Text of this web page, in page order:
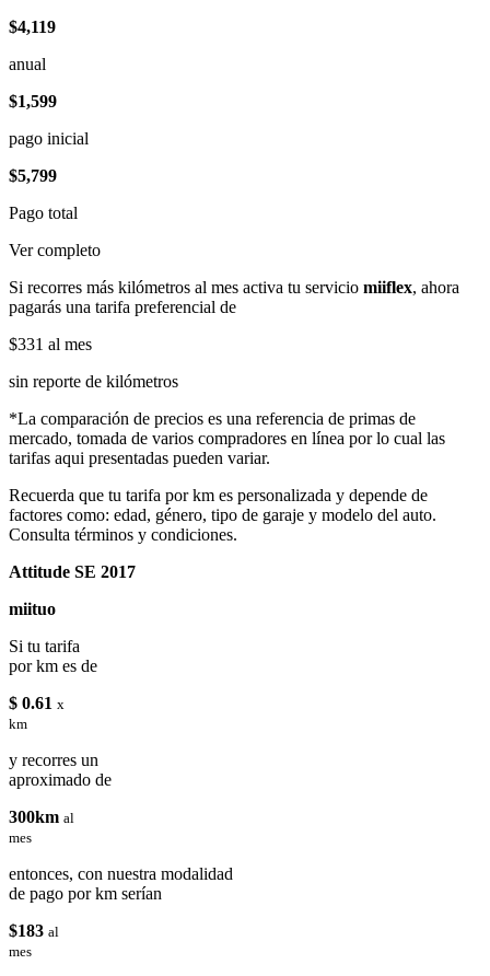
$4,119
anual
$1,599
pago inicial
$5,799
Pago total
Ver completo
Si recorres más kilómetros al mes activa tu servicio miiflex, ahora
pagarás una tarifa preferencial de
$331 al mes
sin reporte de kilómetros
*La comparación de precios es una referencia de primas de
mercado, tomada de varios compradores en línea por lo cual las
tarifas aqui presentadas pueden variar.
Recuerda que tu tarifa por km es personalizada y depende de
factores como: edad, género, tipo de garaje y modelo del auto.
Consulta términos y condiciones.
Attitude SE 2017
miituo
Si tu tarifa
por km es de
$ 0.61 x
km
y recorres un
aproximado de
300km al
mes
entonces, con nuestra modalidad
de pago por km serían
$183 al
mes